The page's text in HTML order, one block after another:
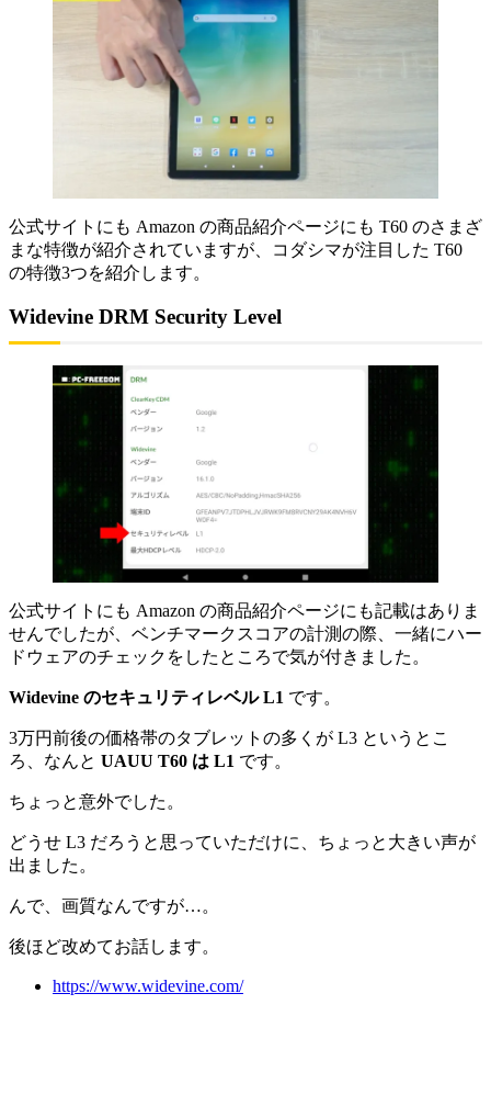
公式サイトにも Amazon の商品紹介ページにも T60 のさまざ
まな特徴が紹介されていますが、コダシマが注目した T60
の特徴3つを紹介します。
Widevine DRM Security Level
公式サイトにも Amazon の商品紹介ページにも記載はありま
せんでしたが、ベンチマークスコアの計測の際、一緒にハー
ドウェアのチェックをしたところで気が付きました。
Widevine のセキュリティレベル L1 です。
3万円前後の価格帯のタブレットの多くが L3 というとこ
ろ、なんと UAUU T60 は L1 です。
ちょっと意外でした。
どうせ L3 だろうと思っていただけに、ちょっと大きい声が
出ました。
んで、画質なんですが…。
後ほど改めてお話します。
https://www.widevine.com/